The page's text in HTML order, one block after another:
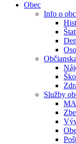
Obec
Info o
Služby